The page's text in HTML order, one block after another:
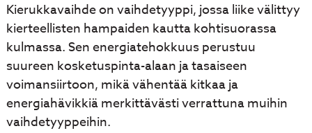
Kierukkavaihde on vaihdetyyppi, jossa liike välittyy
kierteellisten hampaiden kautta kohtisuorassa
kulmassa. Sen energiatehokkuus perustuu
suureen kosketuspinta-alaan ja tasaiseen
voimansiirtoon, mikä vähentää kitkaa ja
energiahävikkiä merkittävästi verrattuna muihin
vaihdetyyppeihin.